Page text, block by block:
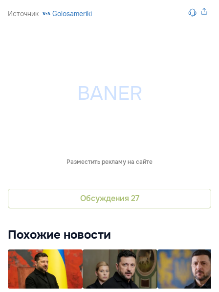
Источник Golosameriki
Разместить рекламу на сайте
Обсуждения 27
Похожие новости